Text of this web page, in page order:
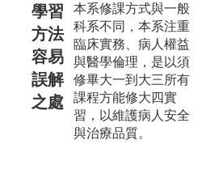
學習
方法
容易
誤解
之處
本系修課方式與一般
科系不同，本系注重
臨床實務、病人權益
與醫學倫理，是以須
修畢大一到大三所有
課程方能修大四實
習，以維護病人安全
與治療品質。